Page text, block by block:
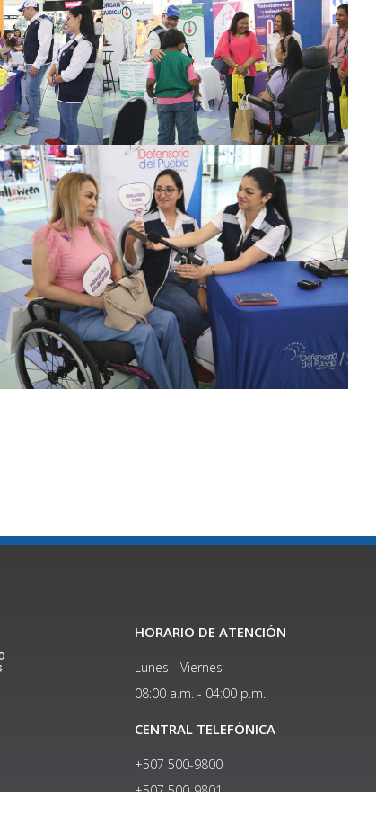
HORARIO DE ATENCIÓN
Lunes - Viernes
08:00 a.m. - 04:00 p.m.
CENTRAL TELEFÓNICA
+507 500-9800
+507 500-9801​